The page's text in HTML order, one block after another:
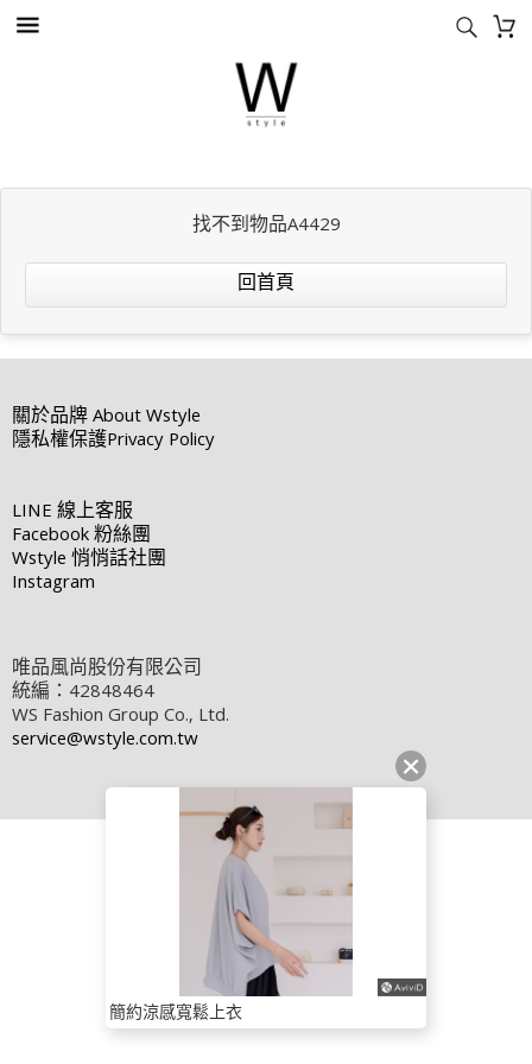
找不到物品A4429
回首頁
關於品牌About Wstyle
隱私權保護Privacy Policy
LINE線上客服
Facebook粉絲團
Wstyle悄悄話社團
Instagram
唯品風尚股份有限公司
統編：42848464
WS Fashion Group Co., Ltd.
service@wstyle.com.tw
簡約涼感寬鬆上衣